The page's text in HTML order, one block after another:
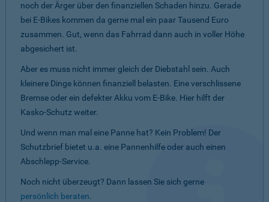
noch der Ärger über den finanziellen Schaden hinzu. Gerade
bei E-Bikes kommen da gerne mal ein paar Tausend Euro
zusammen. Gut, wenn das Fahrrad dann auch in voller Höhe
abgesichert ist.
Aber es muss nicht immer gleich der Diebstahl sein. Auch
kleinere Dinge können finanziell belasten. Eine verschlissene
Bremse oder ein defekter Akku vom E-Bike. Hier hilft der
Kasko-Schutz weiter.
Und wenn man mal eine Panne hat? Kein Problem! Der
Schutzbrief bietet u.a. eine Pannenhilfe oder auch einen
Abschlepp-Service.
Noch nicht überzeugt? Dann lassen Sie sich gerne
persönlich beraten.